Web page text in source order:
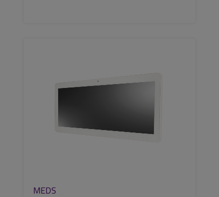
MEDS